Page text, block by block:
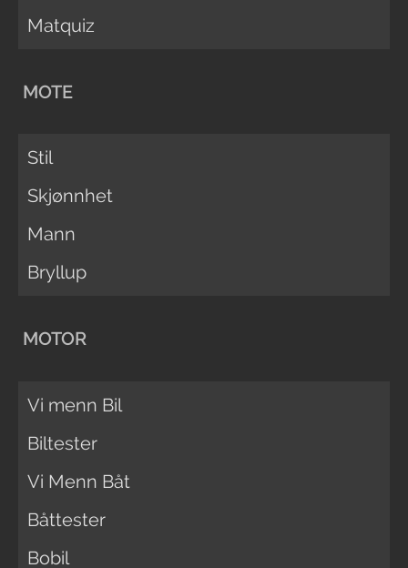
Matquiz
MOTE
Stil
Skjønnhet
Mann
Bryllup
MOTOR
Vi menn Bil
Biltester
Vi Menn Båt
Båttester
Bobil